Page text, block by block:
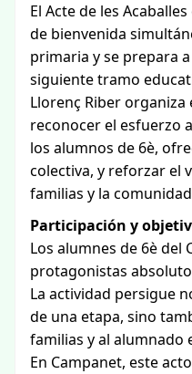
El Acte de les
de bienvenida
primaria y se prepara
siguiente tramo
Llorenç Riber
reconocer el esfuerzo
los alumnos de 6è,
colectiva, y reforzar el
familias y la
Participación y
Los alumnes de 6è del
protagonistas
La actividad persigue
de una etapa, sino
familias y al alumnado
En Campanet, este